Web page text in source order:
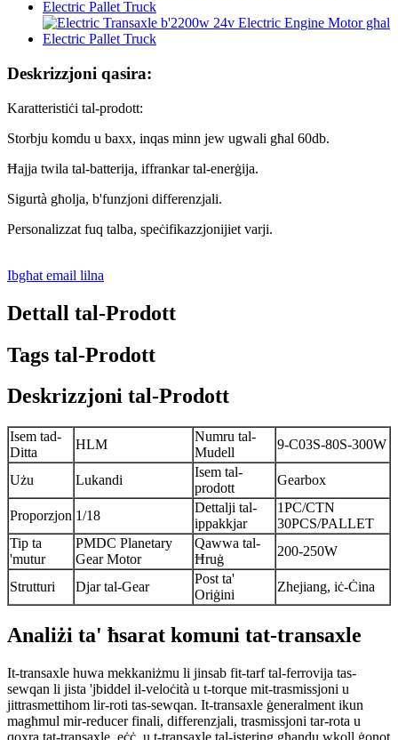
Deskrizzjoni qasira:
Karatteristiċi tal-prodott:
Storbju komdu u baxx, inqas minn jew ugwali għal 60db.
Ħajja twila tal-batterija, iffrankar tal-enerġija.
Sigurtà għolja, b'funzjoni differenzjali.
Personalizzat fuq talba, speċifikazzjonijiet varji.
Ibgħat email lilna
Dettall tal-Prodott
Tags tal-Prodott
Deskrizzjoni tal-Prodott
Isem tad-
Ditta
HLM
Numru tal-
Mudell
9-C03S-80S-300W
Użu Lukandi
Isem tal-
prodott
Gearbox
Proporzjon 1/18
Dettalji tal-
ippakkjar
1PC/CTN
30PCS/PALLET
Tip ta
'mutur
PMDC Planetary
Gear Motor
Qawwa tal-
Ħruġ
200-250W
Strutturi Djar tal-Gear
Post ta'
Oriġini
Zhejiang, iċ-Ċina
Analiżi ta' ħsarat komuni tat-transaxle
It-transaxle huwa mekkaniżmu li jinsab fit-tarf tal-ferrovija tas-
sewqan li jista 'jbiddel il-veloċità u t-torque mit-trasmissjoni u
jittrasmettihom lir-roti tas-sewqan. It-transaxle ġeneralment ikun
magħmul mir-reducer finali, differenzjali, trasmissjoni tar-rota u